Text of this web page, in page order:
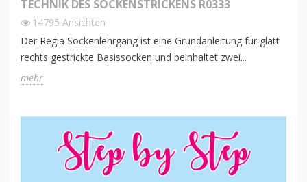
TECHNIK DES SOCKENSTRICKENS R0333
14795 Ansichten
Der Regia Sockenlehrgang ist eine Grundanleitung für glatt
rechts gestrickte Basissocken und beinhaltet zwei...
mehr